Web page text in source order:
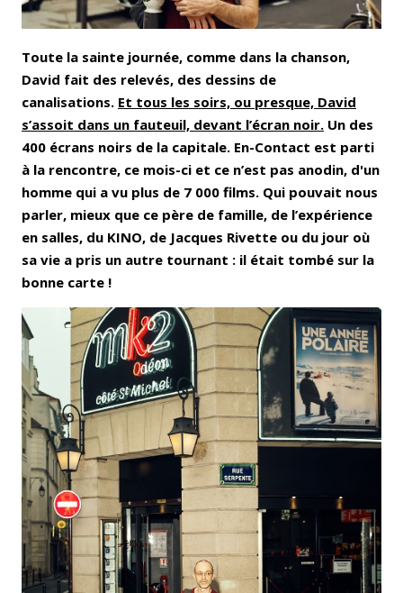
Toute la sainte journée, comme dans la chanson,
David fait des relevés, des dessins de
canalisations. Et tous les soirs, ou presque, David
s’assoit dans un fauteuil, devant l’écran noir. Un des
400 écrans noirs de la capitale. En-Contact est parti
à la rencontre, ce mois-ci et ce n’est pas anodin, d'un
homme qui a vu plus de 7 000 films. Qui pouvait nous
parler, mieux que ce père de famille, de l’expérience
en salles, du KINO, de Jacques Rivette ou du jour où
sa vie a pris un autre tournant : il était tombé sur la
bonne carte !